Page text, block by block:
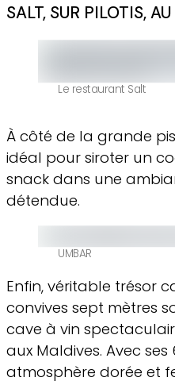
SALT, SUR PILOTIS,
Le restaurant Salt
À côté de la grande
idéal pour siroter un
snack dans une
détendue.
UMBAR
Enfin, véritable trésor
convives sept mètres
cave à vin
aux Maldives. Avec
atmosphère dorée et